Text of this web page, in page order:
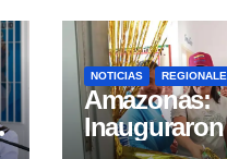
NOTICIAS
​Amazonas: